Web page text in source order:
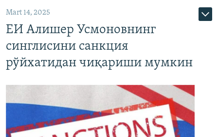
Mart 14, 2025
ЕИ Алишер Усмоновнинг
синглисини санкция
рўйхатидан чиқариши мумкин